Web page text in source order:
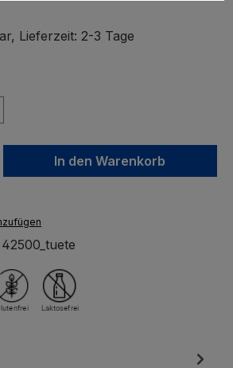
Lieferzeit: 2-3 Tage
Gib den
In den Warenkorb
42500_tuete